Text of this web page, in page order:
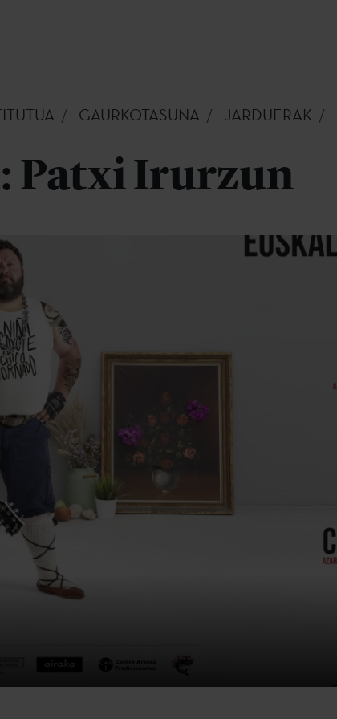
GAURKOTASUNA JARDUERAK
Patxi Irurzun